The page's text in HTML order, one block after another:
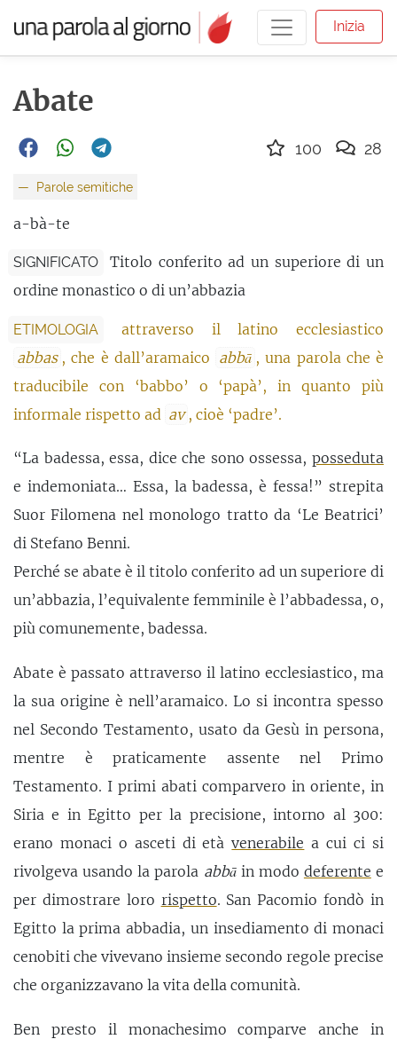
Inizia
Abate
Parole semitiche
a-bà-te
SIGNIFICATO
Titolo conferito ad un superiore di un
ordine monastico o di un’abbazia
ETIMOLOGIA
attraverso il latino ecclesiastico
abbas , che è dall’aramaico abbā , una parola che è
traducibile con ‘babbo’ o ‘papà’, in quanto più
informale rispetto ad av , cioè ‘padre’.
“La badessa, essa, dice che sono ossessa, posseduta
e indemoniata… Essa, la badessa, è fessa!” strepita
Suor Filomena nel monologo tratto da ‘Le Beatrici’
di Stefano Benni.
Perché se abate è il titolo conferito ad un superiore di
un’abbazia, l’equivalente femminile è l’abbadessa, o,
più comunemente, badessa.
Abate è passato attraverso il latino ecclesiastico, ma
la sua origine è nell’aramaico. Lo si incontra spesso
nel Secondo Testamento, usato da Gesù in persona,
mentre è praticamente assente nel Primo
Testamento. I primi abati comparvero in oriente, in
Siria e in Egitto per la precisione, intorno al 300:
erano monaci o asceti di etàvenerabile a cui ci si
rivolgeva usando la parola abbāin modo deferente e
per dimostrare loro rispetto. San Pacomio fondò in
Egitto la prima abbadia, un insediamento di monaci
cenobiti che vivevano insieme secondo regole precise
che organizzavano la vita della comunità.
Ben presto il monachesimo comparve anche in
100 28